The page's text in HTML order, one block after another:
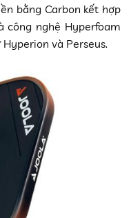
bằng Carbon kết hợp
công nghệ Hyperfoam
và Perseus.